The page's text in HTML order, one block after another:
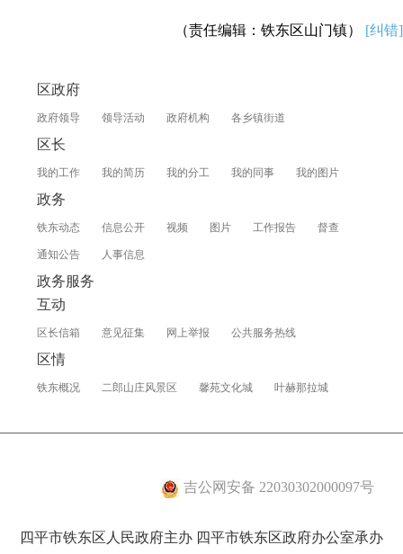
（责任编辑：铁东区山门镇） [纠错]
区政府
政府领导 领导活动 政府机构 各乡镇街道
区长
我的工作 我的简历 我的分工 我的同事 我的图片
政务
铁东动态 信息公开 视频 图片 工作报告 督查
通知公告 人事信息
政务服务
互动
区长信箱 意见征集 网上举报 公共服务热线
区情
铁东概况 二郎山庄风景区 馨苑文化城 叶赫那拉城
吉公网安备 22030302000097号
四平市铁东区人民政府主办 四平市铁东区政府办公室承办